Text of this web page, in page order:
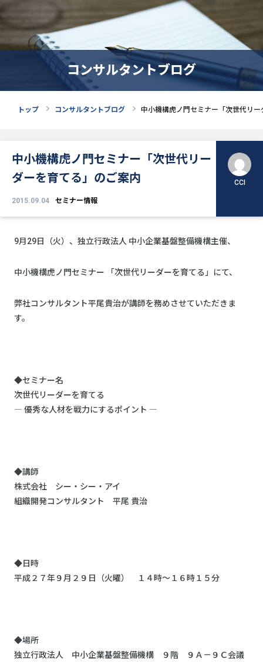
コンサルタントブログ
トップ コンサルタントブログ 中小機構虎ノ門セミナー「次世代リ
中小機構虎ノ門セミナー「次世代リー
ダーを育てる」のご案内
2015.09.04 セミナー情報
CCI
9月29日（火）、独立行政法人 中小企業基盤整備機構主催、
中小機構虎ノ門セミナー 「次世代リーダーを育てる」にて、
弊社コンサルタント平尾貴治が講師を務めさせていただきま
す。
◆セミナー名
次世代リーダーを育てる
― 優秀な人材を戦力にするポイント ―
◆講師
株式会社 シー・シー・アイ
組織開発コンサルタント 平尾 貴治
◆日時
平成２７年９月２９日（火曜） １４時～１６時１５分
◆場所
独立行政法人 中小企業基盤整備機構 ９階 ９Ａ－９Ｃ会議